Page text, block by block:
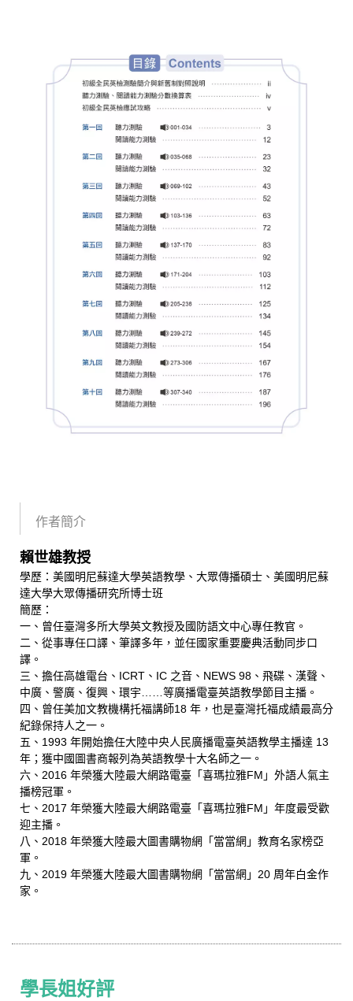
作者簡介
賴世雄教授
學歷：美國明尼蘇達大學英語教學、大眾傳播碩士、美國明尼蘇
達大學大眾傳播研究所博士班
簡歷：
一、曾任臺灣多所大學英文教授及國防語文中心專任教官。
二、從事專任口譯、筆譯多年，並任國家重要慶典活動同步口
譯。
三、擔任高雄電台、ICRT、IC 之音、NEWS 98、飛碟、漢聲、
中廣、警廣、復興、環宇……等廣播電臺英語教學節目主播。
四、曾任美加文教機構托福講師18 年，也是臺灣托福成績最高分
紀錄保持人之一。
五、1993 年開始擔任大陸中央人民廣播電臺英語教學主播達 13
年；獲中國圖書商報列為英語教學十大名師之一。
六、2016 年榮獲大陸最大網路電臺「喜瑪拉雅FM」外語人氣主
播榜冠軍。
七、2017 年榮獲大陸最大網路電臺「喜瑪拉雅FM」年度最受歡
迎主播。
八、2018 年榮獲大陸最大圖書購物網「當當網」教育名家榜亞
軍。
九、2019 年榮獲大陸最大圖書購物網「當當網」20 周年白金作
家。
學長姐好評